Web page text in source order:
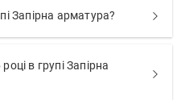
Запірна арматура?
в групі Запірна